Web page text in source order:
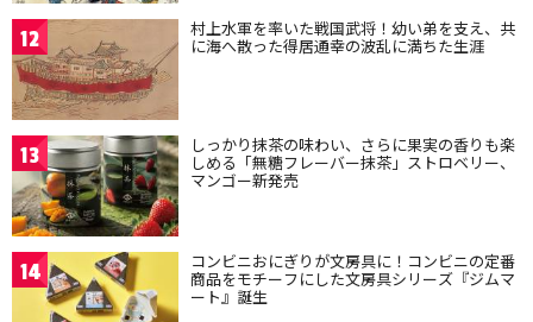
12 村上水軍を率いた戦国武将！幼い弟を支え、共
に海へ散った得居通幸の波乱に満ちた生涯
13 しっかり抹茶の味わい、さらに果実の香りも楽
しめる「無糖フレーバー抹茶」ストロベリー、
マンゴー新発売
14 コンビニおにぎりが文房具に！コンビニの定番
商品をモチーフにした文房具シリーズ『ジムマ
ート』誕生